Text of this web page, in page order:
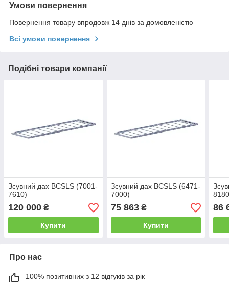
Умови повернення
Повернення товару впродовж 14 днів за домовленістю
Всі умови повернення
Подібні товари компанії
Зсувний дах BCSLS (7001-
7610)
120 000 ₴
Купити
Зсувний дах BCSLS (6471-
7000)
75 863₴
Купити
86
Про нас
100% позитивних з 12 відгуків за рік